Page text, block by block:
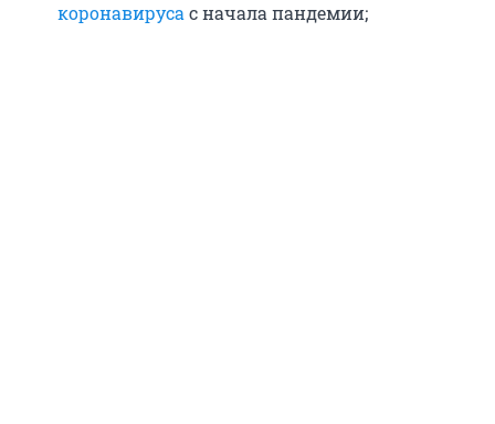
коронавирусас начала пандемии;